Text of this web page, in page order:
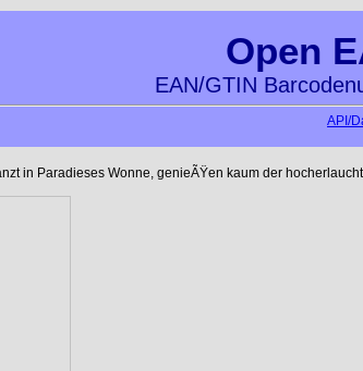
Open
EAN/GTIN
API/
in Paradieses Wonne, genieÃŸen kaum der